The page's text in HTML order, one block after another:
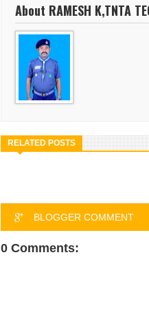
About RAMESH K,TNTA
RELATED POSTS
BLOGGER COMMENT
0 Comments: